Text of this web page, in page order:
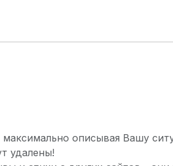
описывая Вашу
удалены!